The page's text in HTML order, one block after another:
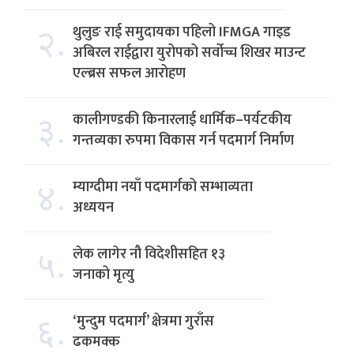
२. थुलुङ राई समुदायका पहिलो IFMGA गाइड
अबिरल राईद्वारा युरोपको सर्वोच्च शिखर माउन्ट
एल्ब्रस सफल आरोहण
३. कालीगण्डकी किनारलाई धार्मिक–पर्यटकीय
गन्तव्यका रुपमा विकास गर्न पदमार्ग निर्माण
४. म्याग्दीमा नयाँ पदमार्गको सम्भाव्यता
अध्ययन
५. लेक लागेर नौ विदेशीसहित १३
जनाको मृत्यु
६. ‘मुन्दुम पदमार्ग’ क्षेत्रमा गुराँस
ढकमक्क